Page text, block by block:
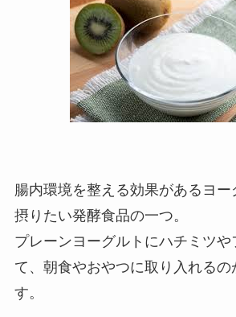
腸内環境を整える効果があるヨー
摂りたい発酵食品の一つ。
プレーンヨーグルトにハチミツや
て、朝食やおやつに取り入れるの
す。